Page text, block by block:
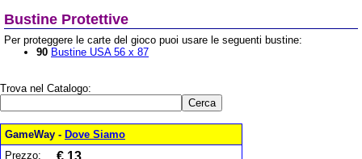
Bustine Protettive
Per proteggere le carte del gioco puoi usare le seguenti bustine:
90 Bustine USA 56 x 87
Trova nel Catalogo:
GameWay - Dove Siamo
Prezzo:
€ 13